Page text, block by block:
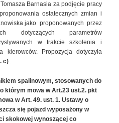
Barnasia za podjęcie pracy
ostatecznych zmian i
jako proponowanych przez
dotyczących parametrów
w trakcie szkolenia i
kierowców. Propozycja dotyczyła
c) :
spalinowym, stosowanych do
którym mowa w Art.23 ust.2. pkt
w Art. 49. ust. 1. Ustawy o
się pojazd wyposażony w
skokowej wynoszącej co